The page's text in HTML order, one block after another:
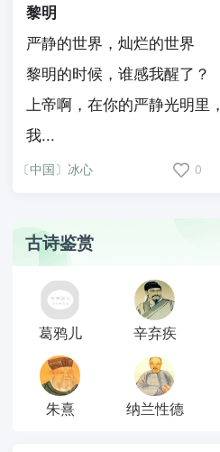
黎明
严静的世界，灿烂的世界
黎明的时候，谁感我醒了？
上帝啊，在你的严静光明里，
我...
〔中国〕冰心 0
古诗鉴赏
葛鸦儿 辛弃疾
朱熹 纳兰性德